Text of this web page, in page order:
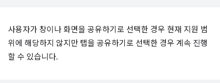
사용자가 창이나 화면을 공유하기로 선택한 경우 현재 지원 범
위에 해당하지 않지만 탭을 공유하기로 선택한 경우 계속 진행
할 수 있습니다.